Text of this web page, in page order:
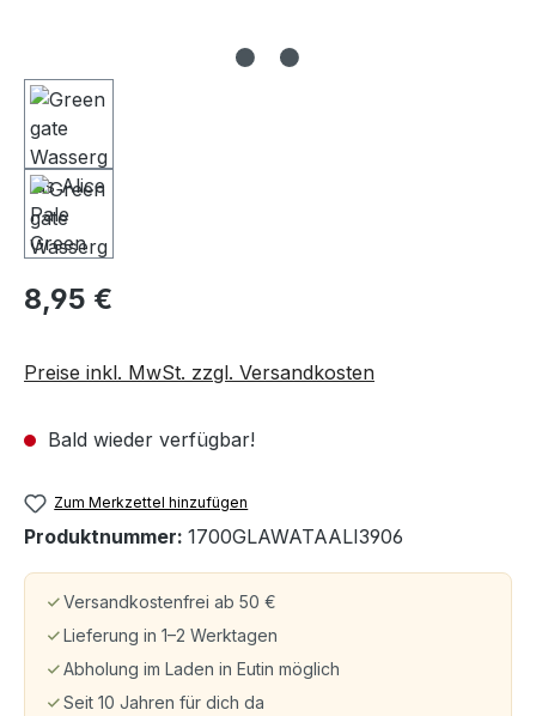
8,95 €
Preise inkl. MwSt. zzgl. Versandkosten
Bald wieder verfügbar!
Zum Merkzettel hinzufügen
Produktnummer: 1700GLAWATAALI3906
Versandkostenfrei ab 50 €
Lieferung in 1–2 Werktagen
Abholung im Laden in Eutin möglich
Seit 10 Jahren für dich da